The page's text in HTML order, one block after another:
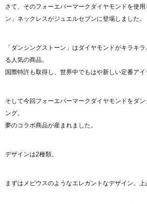
さて、そのフォーエバーマークダイヤモンドを使
ン」ネックレスがジュエルセブンに登場しました。
「ダンシングストーン」はダイヤモンドがキラキ
る人気の商品。
国際特許も取得し、世界中でもはや新しい定番アイ
そして今回フォーエバーマークダイヤモンドをダ
ング。
夢のコラボ商品が産まれました。
デザインは2種類。
まずはメビウスのようなエレガントなデザイン。上